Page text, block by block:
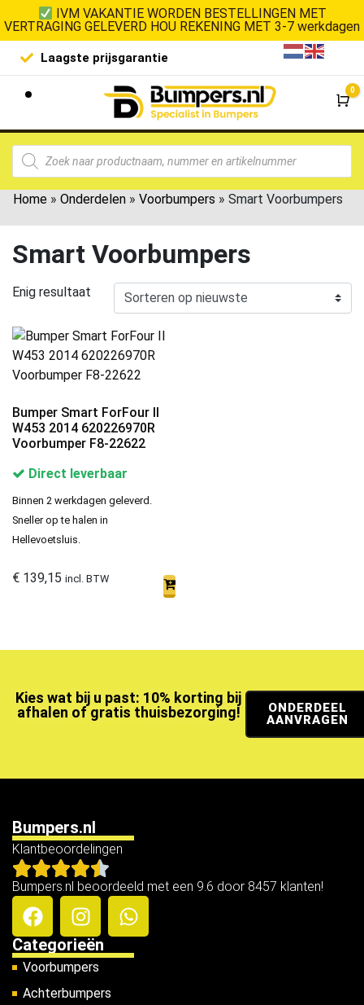
IVM VAKANTIE WORDEN BESTELLINGEN MET
VERTRAGING GELEVERD HOU REKENING MET 3-7 werkdagen
Laagste prijsgarantie De
0
Home » Onderdelen » Voorbumpers » Smart Voorbumpers
Smart Voorbumpers
Enig resultaat
Bumper Smart ForFour II
W453 2014 620226970R
Voorbumper F8-22622
Direct leverbaar
Binnen 2 werkdagen geleverd.
Sneller op te halen in
Hellevoetsluis.
€ 139,15 incl. BTW
Kies wat bij u past: 10% korting bij
afhalen of gratis thuisbezorging!
ONDERDEEL
AANVRAGEN
Bumpers.nl
Klantbeoordelingen
Bumpers.nl beoordeeld met een 9.6 door 8457 klanten!
Categorieën
Voorbumpers
Achterbumpers